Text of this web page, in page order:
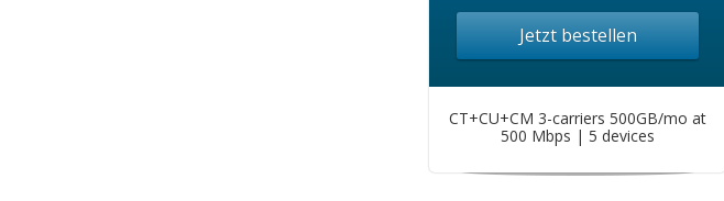
Jetzt bestellen
CT+CU+CM 3-carriers 500GB/mo at
500 Mbps | 5 devices